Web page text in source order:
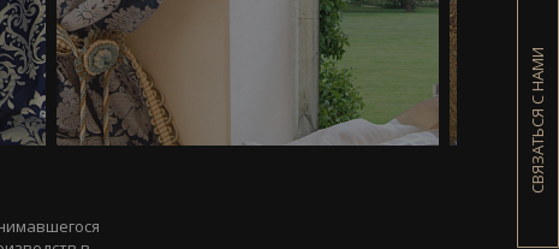
СВЯЗАТЬСЯ С НАМИ